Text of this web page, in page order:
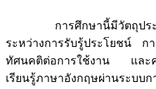
การศึกษานี้มีวัตถุประสง
ระหว่างการรับรู้ประโยชน์ ก
ทัศนคติต่อการใช้งาน และค
เรียนรู้ภาษาอังกฤษผ่านระบบก